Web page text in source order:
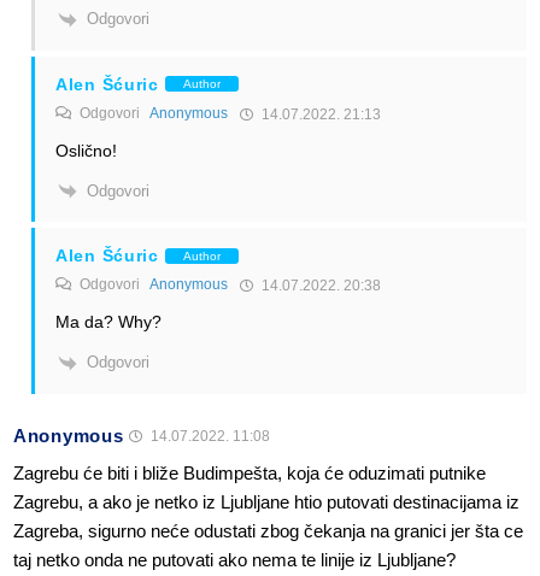
Odgovori
Alen Šćuric Author
Odgovori Anonymous 14.07.2022. 21:13
Oslično!
Odgovori
Alen Šćuric Author
Odgovori Anonymous 14.07.2022. 20:38
Ma da? Why?
Odgovori
Anonymous 14.07.2022. 11:08
Zagrebu će biti i bliže Budimpešta, koja će oduzimati putnike
Zagrebu, a ako je netko iz Ljubljane htio putovati destinacijama iz
Zagreba, sigurno neće odustati zbog čekanja na granici jer šta ce
taj netko onda ne putovati ako nema te linije iz Ljubljane?